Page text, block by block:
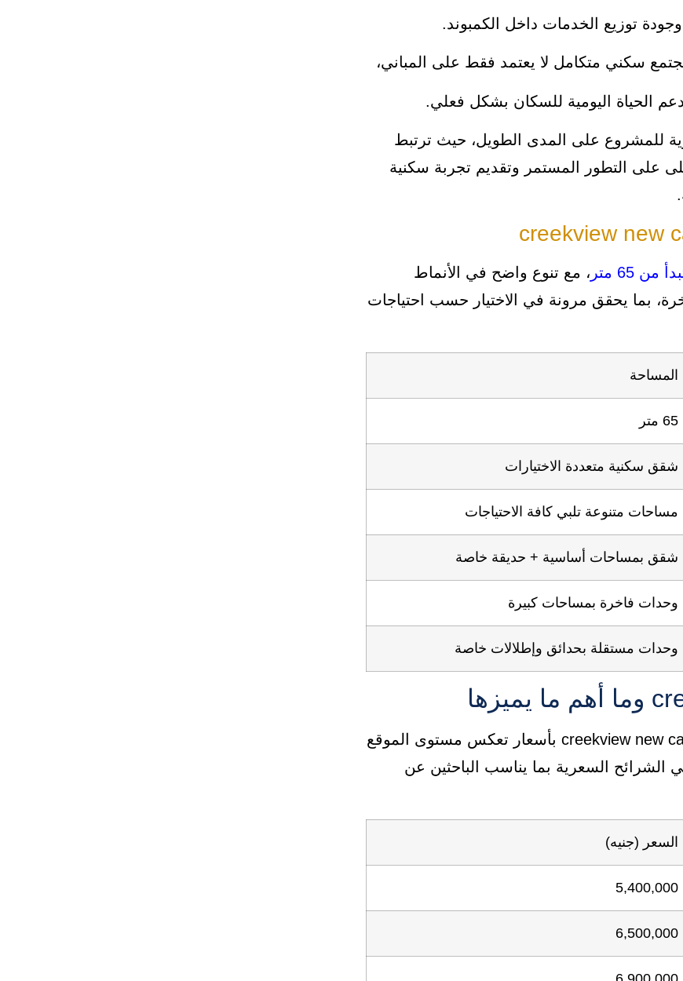
توزيع الخدمات داخل الكمبوند.
سكني متكامل لا يعتمد فقط على المباني،
الحياة اليومية للسكان بشكل فعلي.
للمشروع على المدى الطويل، حيث ترتبط
على التطور المستمر وتقديم تجربة سكنية
، مع تنوع واضح في الأنماط
بما يحقق مرونة في الاختيار حسب احتياجات
المساحة
65 متر
شقق سكنية متعددة الاختيارات
مساحات متنوعة تلبي كافة الاحتياجات
شقق بمساحات أساسية + حديقة خاصة
وحدات فاخرة بمساحات كبيرة
وحدات مستقلة بحدائق وإطلالات خاصة
تطرح شركة ماونتن فيو mountain view مشروع creekview new cairo بأسعار تعكس مستوى الموقع
السعرية بما يناسب الباحثين عن
السعر (جنيه)
5,400,000
6,500,000